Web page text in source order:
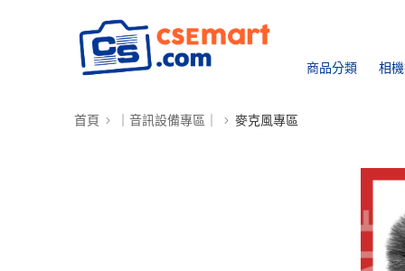
商品分類 相
首頁 ｜音訊設備專區｜ 麥克風專區